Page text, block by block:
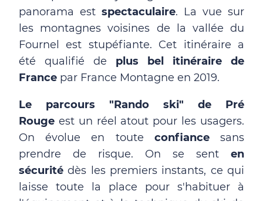
panorama est spectaculaire. La vue sur
les montagnes voisines de la vallée du
Fournel est stupéfiante. Cet itinéraire a
été qualifié de plus bel itinéraire de
France par France Montagne en 2019.
Le parcours "Rando ski" de Pré
Rouge est un réel atout pour les usagers.
On évolue en toute confiancesans
prendre de risque. On se sent en
sécurité dès les premiers instants, ce qui
laisse toute la place pour s'habituer à